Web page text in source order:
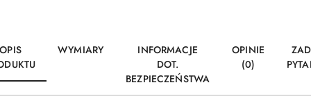
OPIS
WYMIARY
INFORMACJE
DOT.
BEZPIECZEŃSTWA
OPINIE
(0)